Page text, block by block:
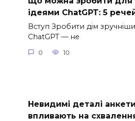
ідеями ChatGPT: 5
Вступ Зробити дім
ChatGPT — не
0 10
Невидимі деталі
впливають на